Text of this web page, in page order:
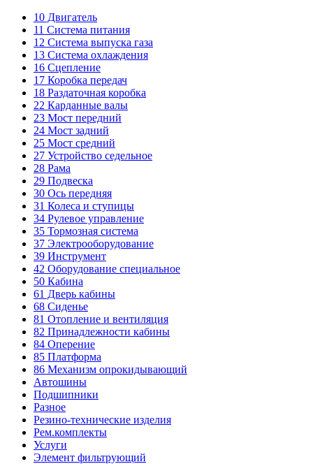
10 Двигатель
11 Система питания
12 Система выпуска газа
13 Система охлаждения
16 Сцепление
17 Коробка передач
18 Раздаточная коробка
22 Карданные валы
23 Мост передний
24 Мост задний
25 Мост средний
27 Устройство седельное
28 Рама
29 Подвеска
30 Ось передняя
31 Колеса и ступицы
34 Рулевое управление
35 Тормозная система
37 Электрооборудование
39 Инструмент
42 Оборудование специальное
50 Кабина
61 Дверь кабины
68 Сиденье
81 Отопление и вентиляция
82 Принадлежности кабины
84 Оперение
85 Платформа
86 Механизм опрокидывающий
Автошины
Подшипники
Разное
Резино-технические изделия
Рем.комплекты
Услуги
Элемент фильтрующий